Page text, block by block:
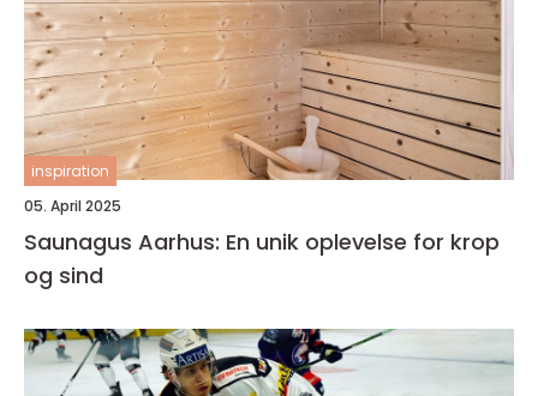
inspiration
05. April 2025
Saunagus Aarhus: En unik oplevelse for krop
og sind